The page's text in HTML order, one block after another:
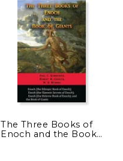
The Three Books of
Enoch and the Book